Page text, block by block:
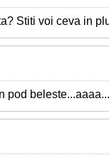
Stiti voi ceva in
pod